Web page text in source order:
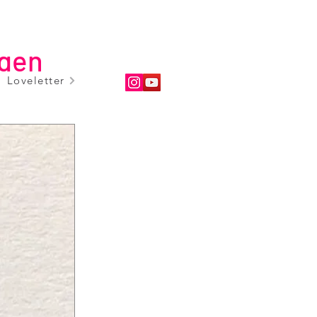
Loveletter